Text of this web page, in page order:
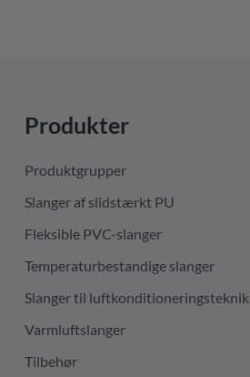
Produkter
Produktgrupper
Slanger af slidstærkt PU
Fleksible PVC-slanger
Temperaturbestandige slanger
Slanger til luftkonditioneringsteknik
Varmluftslanger
Tilbehør